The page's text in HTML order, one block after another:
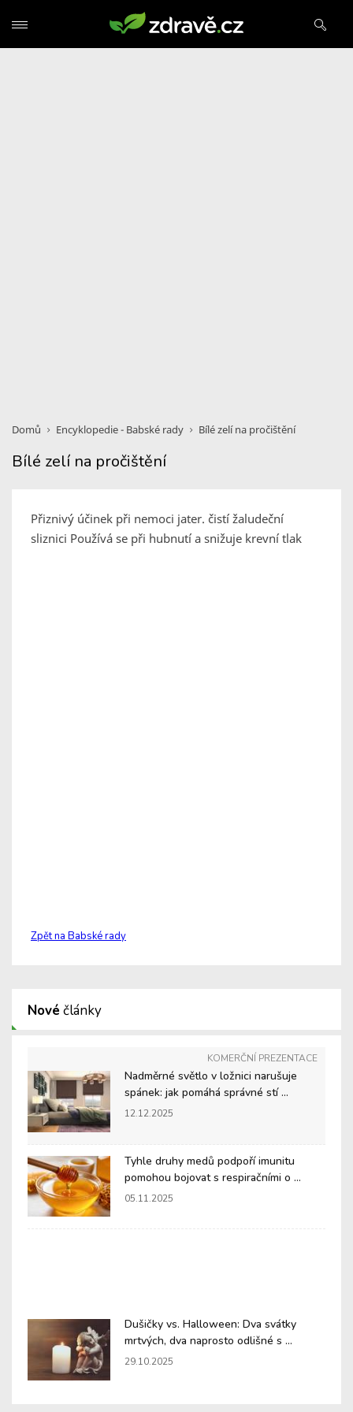
Domů Encyklopedie - Babské rady Bílé zelí na pročištění
Bílé zelí na pročištění
Přiznivý účinek při nemoci jater. čistí žaludeční
sliznici Používá se při hubnutí a snižuje krevní tlak
Zpět na Babské rady
Nové články
KOMERČNÍ PREZENTACE
Nadměrné světlo v ložnici narušuje
spánek: jak pomáhá správné stí ...
12.12.2025
Tyhle druhy medů podpoří imunitu
pomohou bojovat s respiračními o ...
05.11.2025
Dušičky vs. Halloween: Dva svátky
mrtvých, dva naprosto odlišné s ...
29.10.2025